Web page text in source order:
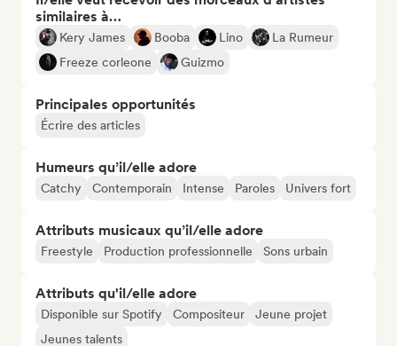
similaires à…
Kery James Booba Lino
La Rumeur
Freeze corleone
Guizmo
Principales opportunités
Écrire des articles
Humeurs qu’il/elle adore
Catchy Contemporain Intense Paroles Univers fort
Attributs musicaux qu’il/elle adore
Freestyle Production professionnelle Sons urbain
Attributs qu'il/elle adore
Disponible sur Spotify Compositeur
Jeune projet
Jeunes talents